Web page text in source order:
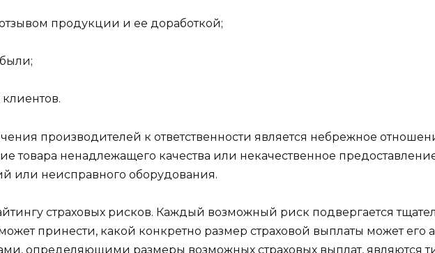
продукции и ее доработкой;
производителей к ответственности является небрежное
товара ненадлежащего качества или некачественное
или неисправного оборудования.
страховых рисков. Каждый возможный риск подвергается
принести, какой конкретно размер страховой выплаты может его
определяющими размеры возможных страховых выплат, являются